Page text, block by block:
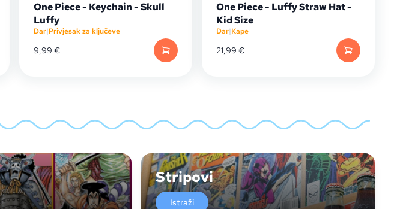
One Piece - Keychain - Skull
Luffy
Dar|Privjesak za ključeve
9,99 €
One Piece - Luffy Straw Hat -
Kid Size
Dar|Kape
21,99 €
Stripovi
Istraži